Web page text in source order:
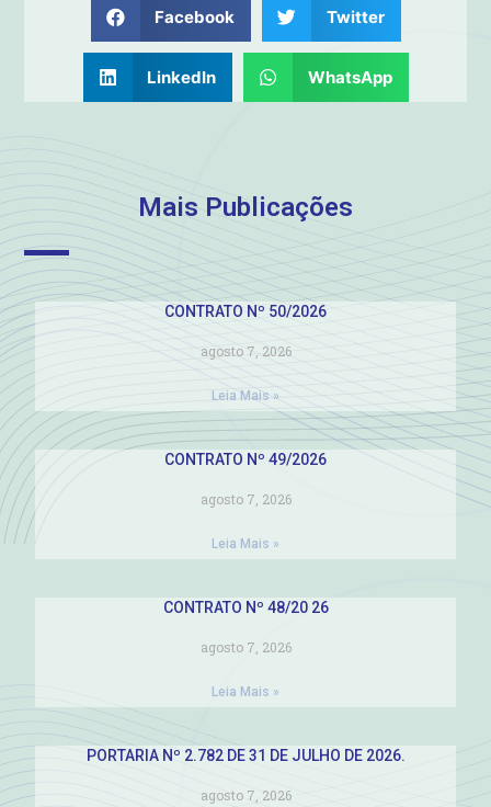
Facebook Twitter
LinkedIn WhatsApp
Mais Publicações
CONTRATO Nº 50/2026
agosto 7, 2026
Leia Mais »
CONTRATO Nº 49/2026
agosto 7, 2026
Leia Mais »
CONTRATO Nº 48/20 26
agosto 7, 2026
Leia Mais »
PORTARIA Nº 2.782 DE 31 DE JULHO DE 2026.
agosto 7, 2026